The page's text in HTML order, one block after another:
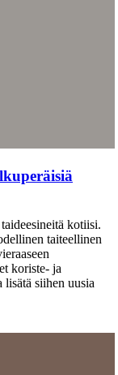
kotiisi.
taiteellinen
koriste- ja
lisätä siihen uusia